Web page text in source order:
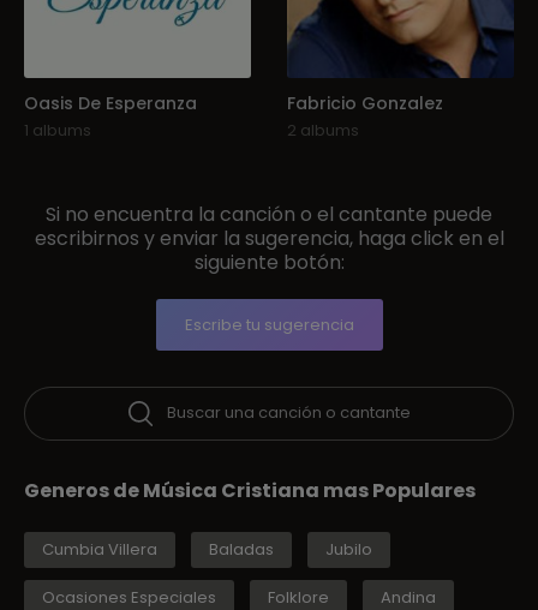
Oasis De Esperanza
1 albums
Fabricio Gonzalez
2 albums
Si no encuentra la canción o el cantante puede
escribirnos y enviar la sugerencia, haga click en el
siguiente botón:
Escribe tu sugerencia
Buscar una canción o cantante
Generos de Música Cristiana mas Populares
Cumbia Villera Baladas Jubilo
Ocasiones Especiales Folklore Andina